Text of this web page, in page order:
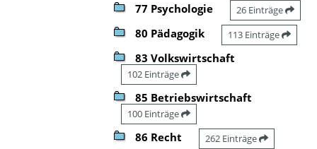
77 Psychologie 26 Einträge
80 Pädagogik 113 Einträge
83 Volkswirtschaft
102 Einträge
85 Betriebswirtschaft
100 Einträge
86 Recht 262 Einträge